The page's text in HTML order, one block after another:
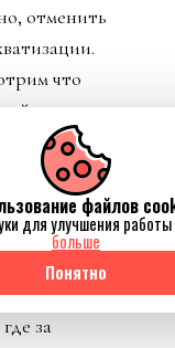
отменить
что
а
стран: Катар,
Шри
футбола
тоже
за
файлов
для улучшения
больше
Понятно